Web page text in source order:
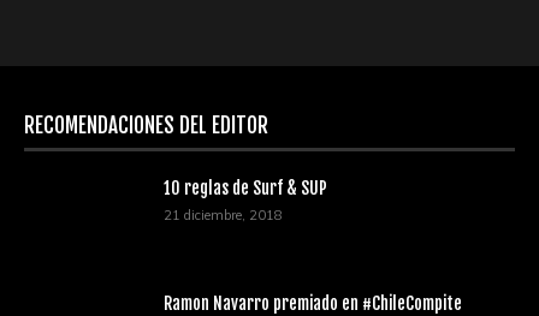
RECOMENDACIONES DEL EDITOR
10 reglas de Surf & SUP
21 diciembre, 2018
Ramon Navarro premiado en #ChileCompite